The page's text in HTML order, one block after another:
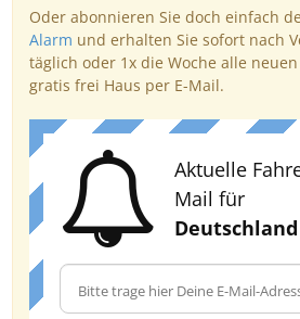
Oder abonnieren Sie doch einfach
Alarm und erhalten Sie sofort nach
täglich oder 1x die Woche alle neuen
gratis frei Haus per E-Mail.
Aktuelle
Mail für
Deutschland